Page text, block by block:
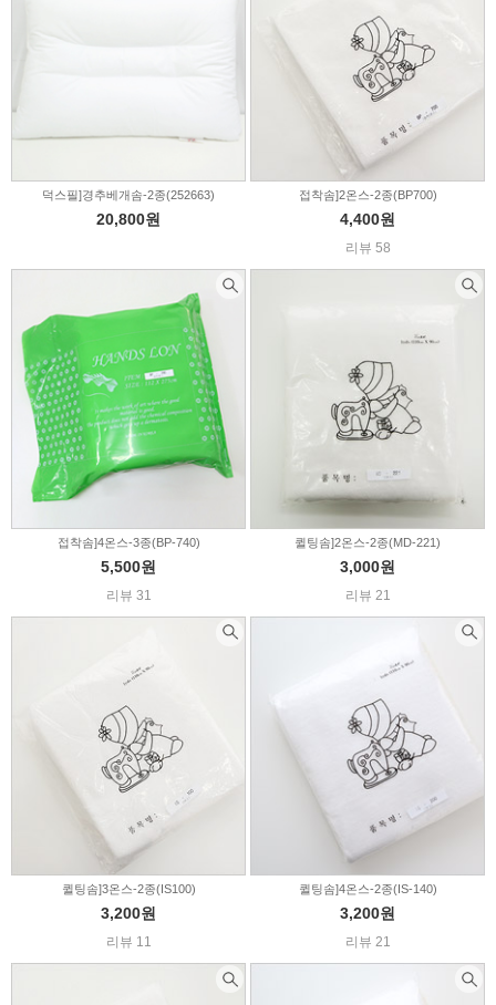
덕스필]경추베개솜-2종(252663)
20,800원
접착솜]2온스-2종(BP700)
4,400원
리뷰 58
접착솜]4온스-3종(BP-740)
5,500원
리뷰 31
퀼팅솜]2온스-2종(MD-221)
3,000원
리뷰 21
퀼팅솜]3온스-2종(IS100)
3,200원
리뷰 11
퀼팅솜]4온스-2종(IS-140)
3,200원
리뷰 21